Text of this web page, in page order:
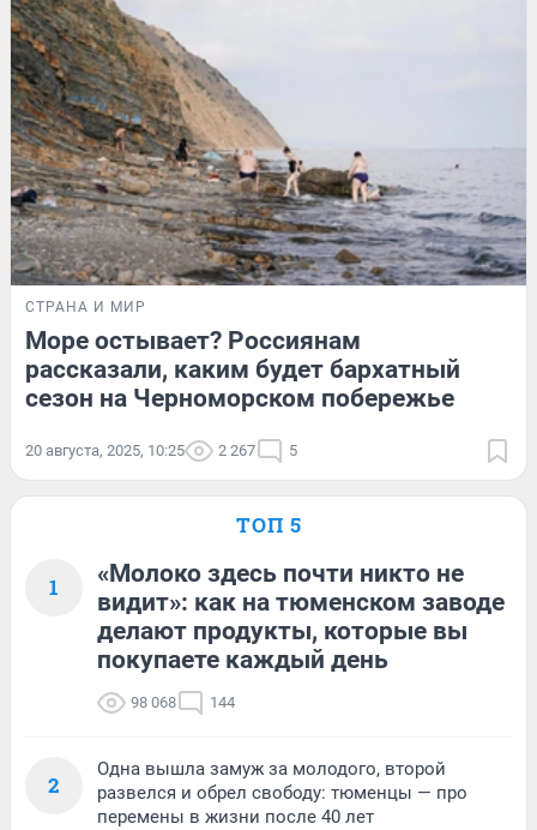
СТРАНА И МИР
Море остывает? Россиянам
рассказали, каким будет бархатный
сезон на Черноморском побережье
20 августа, 2025, 10:25 2 267 5
ТОП 5
1
«Молоко здесь почти никто не
видит»: как на тюменском заводе
делают продукты, которые вы
покупаете каждый день
98 068 144
2
Одна вышла замуж за молодого, второй
развелся и обрел свободу: тюменцы — про
перемены в жизни после 40 лет